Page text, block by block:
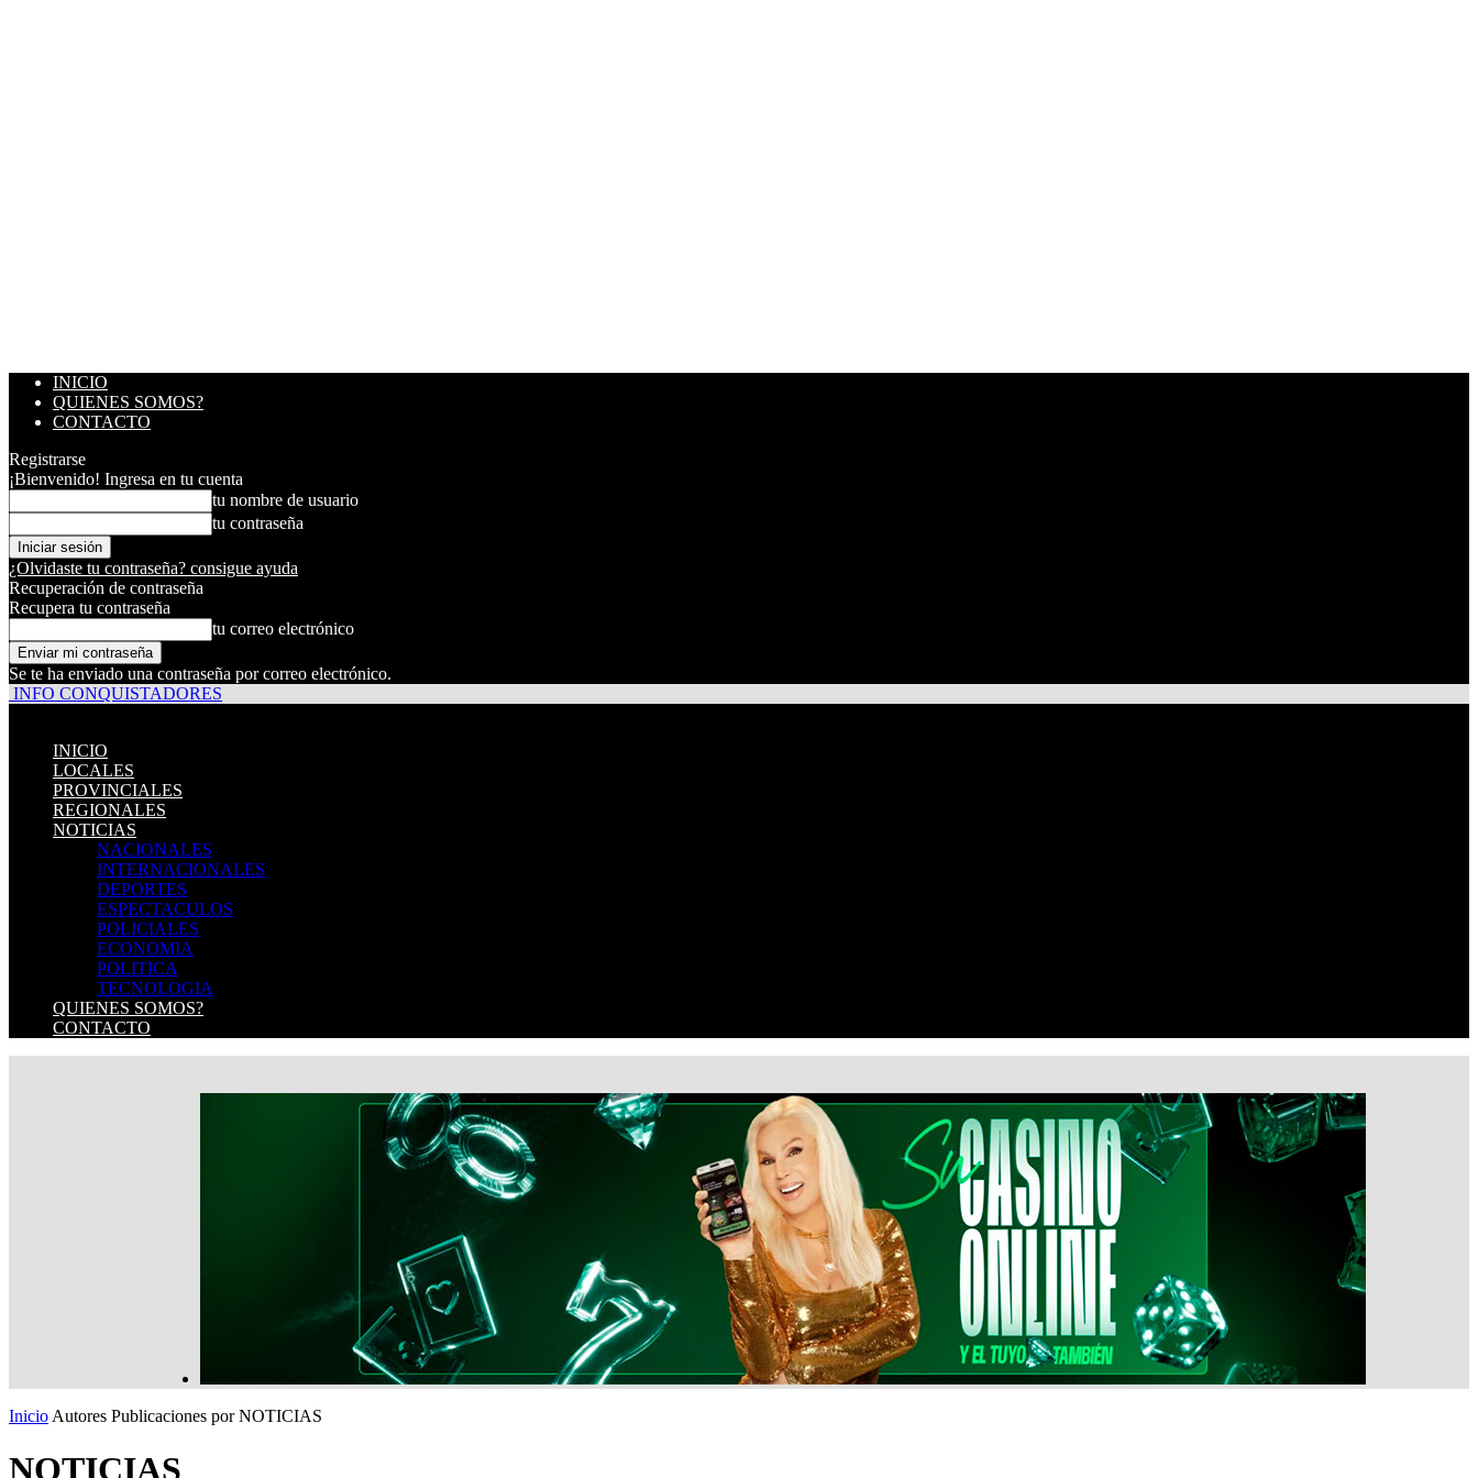
INICIO
QUIENES SOMOS?
CONTACTO
Registrarse
¡Bienvenido! Ingresa en tu cuenta
tu nombre de usuario
tu contraseña
¿Olvidaste tu contraseña? consigue ayuda
Recuperación de contraseña
Recupera tu contraseña
tu correo electrónico
Se te ha enviado una contraseña por correo electrónico.
INFO CONQUISTADORES
INICIO
LOCALES
PROVINCIALES
REGIONALES
NOTICIAS
NACIONALES
INTERNACIONALES
DEPORTES
ESPECTACULOS
POLICIALES
ECONOMIA
POLITICA
TECNOLOGIA
QUIENES SOMOS?
CONTACTO
Inicio Autores Publicaciones por NOTICIAS
NOTICIAS